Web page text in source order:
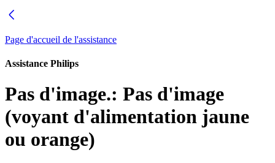
Page d'accueil de l'assistance
Assistance Philips
Pas d'image.: Pas d'image
(voyant d'alimentation jaune
ou orange)